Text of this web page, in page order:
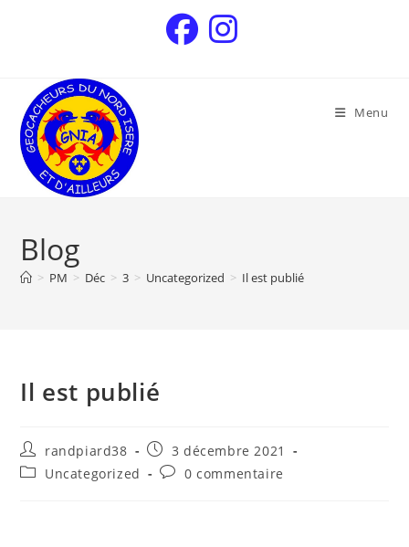
Menu
Blog
> PM > Déc > 3 > Uncategorized > Il est publié
Il est publié
randpiard38
3 décembre 2021
Uncategorized
0 commentaire